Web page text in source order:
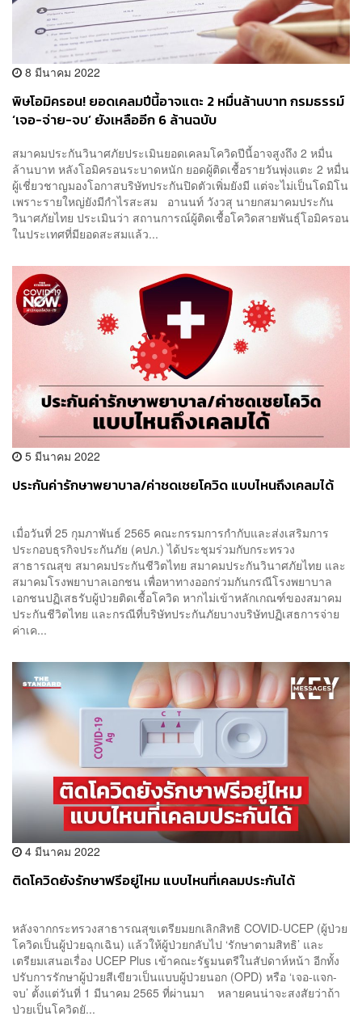
8 มีนาคม 2022
พิษโอมิครอน! ยอดเคลมปีนี้อาจแตะ 2 หมื่นล้านบาท กรมธรรม์
‘เจอ-จ่าย-จบ’ ยังเหลืออีก 6 ล้านฉบับ
สมาคมประกันวินาศภัยประเมินยอดเคลมโควิดปีนี้อาจสูงถึง 2 หมื่น
ล้านบาท หลังโอมิครอนระบาดหนัก ยอดผู้ติดเชื้อรายวันพุ่งแตะ 2 หมื่น
ผู้เชี่ยวชาญมองโอกาสบริษัทประกันปิดตัวเพิ่มยังมี แต่จะไม่เป็นโดมิโน
เพราะรายใหญ่ยังมีกำไรสะสม อานนท์ วังวสุ นายกสมาคมประกัน
วินาศภัยไทย ประเมินว่า สถานการณ์ผู้ติดเชื้อโควิดสายพันธุ์โอมิครอน
ในประเทศที่มียอดสะสมแล้ว...
5 มีนาคม 2022
ประกันค่ารักษาพยาบาล/ค่าชดเชยโควิด แบบไหนถึงเคลมได้
เมื่อวันที่ 25 กุมภาพันธ์ 2565 คณะกรรมการกำกับและส่งเสริมการ
ประกอบธุรกิจประกันภัย (คปภ.) ได้ประชุมร่วมกับกระทรวง
สาธารณสุข สมาคมประกันชีวิตไทย สมาคมประกันวินาศภัยไทย และ
สมาคมโรงพยาบาลเอกชน เพื่อหาทางออกร่วมกันกรณีโรงพยาบาล
เอกชนปฏิเสธรับผู้ป่วยติดเชื้อโควิด หากไม่เข้าหลักเกณฑ์ของสมาคม
ประกันชีวิตไทย และกรณีที่บริษัทประกันภัยบางบริษัทปฏิเสธการจ่าย
ค่าเค...
4 มีนาคม 2022
ติดโควิดยังรักษาฟรีอยู่ไหม แบบไหนที่เคลมประกันได้
หลังจากกระทรวงสาธารณสุขเตรียมยกเลิกสิทธิ COVID-UCEP (ผู้ป่วย
โควิดเป็นผู้ป่วยฉุกเฉิน) แล้วให้ผู้ป่วยกลับไป ‘รักษาตามสิทธิ’ และ
เตรียมเสนอเรื่อง UCEP Plus เข้าคณะรัฐมนตรีในสัปดาห์หน้า อีกทั้ง
ปรับการรักษาผู้ป่วยสีเขียวเป็นแบบผู้ป่วยนอก (OPD) หรือ ‘เจอ-แจก-
จบ’ ตั้งแต่วันที่ 1 มีนาคม 2565 ที่ผ่านมา หลายคนน่าจะสงสัยว่าถ้า
ป่วยเป็นโควิดยั...